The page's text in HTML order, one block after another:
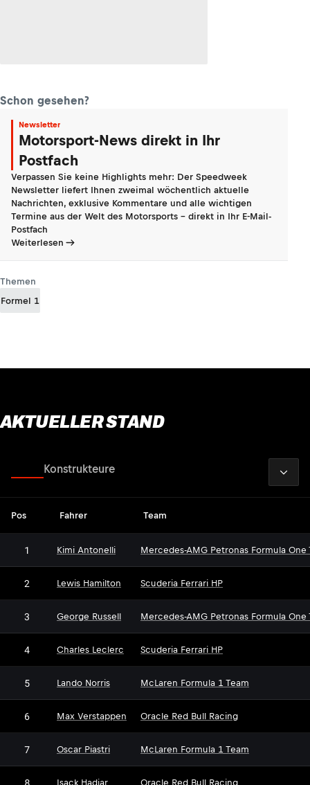
Schon gesehen?
Newsletter
Motorsport-News direkt in Ihr
Postfach
Verpassen Sie keine Highlights mehr: Der Speedweek
Newsletter liefert Ihnen zweimal wöchentlich aktuelle
Nachrichten, exklusive Kommentare und alle wichtigen
Termine aus der Welt des Motorsports - direkt in Ihr E-Mail-
Postfach
Weiterlesen
Themen
Formel 1
AKTUELLER STAND
Konstrukteure
Pos Fahrer Team
1 Kimi Antonelli Mercedes-AMG Petronas Formula One
2 Lewis Hamilton Scuderia Ferrari HP
3 George Russell Mercedes-AMG Petronas Formula One
4 Charles Leclerc Scuderia Ferrari HP
5 Lando Norris McLaren Formula 1 Team
6 Max Verstappen Oracle Red Bull Racing
7 Oscar Piastri McLaren Formula 1 Team
Isack Hadjar Oracle Red Bull Racing